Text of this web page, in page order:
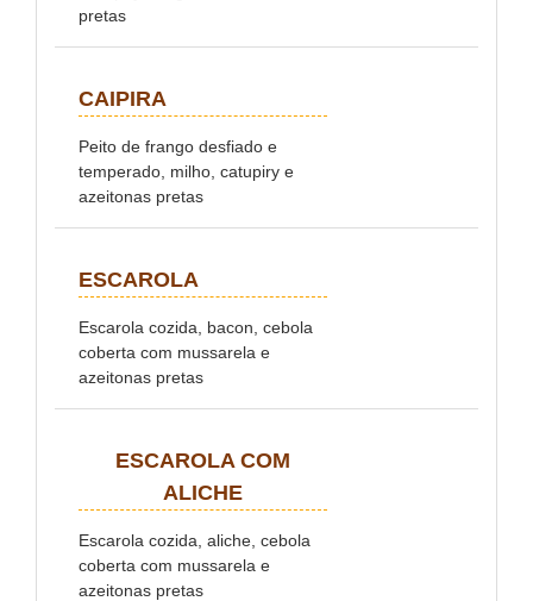
pretas
CAIPIRA
Peito de frango desfiado e
temperado, milho, catupiry e
azeitonas pretas
ESCAROLA
Escarola cozida, bacon, cebola
coberta com mussarela e
azeitonas pretas
ESCAROLA COM
ALICHE
Escarola cozida, aliche, cebola
coberta com mussarela e
azeitonas pretas